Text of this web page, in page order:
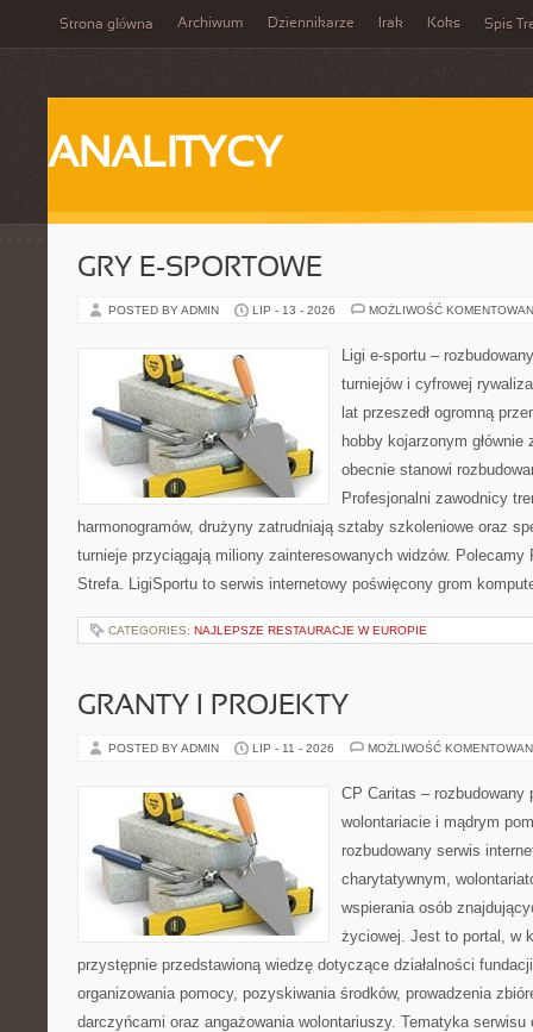
Strona główna Archiwum Dziennikarze Irak Koks Spis
ANALITYCY
GRY E-SPORTOWE
POSTED BY ADMIN LIP - 13 - 2026 MOŻLIWOŚĆ
Ligi e-sportu –
turniejów i cyfrowej
lat przeszedł ogromną
hobby kojarzonym
obecnie stanowi
Profesjonalni zawodnicy
harmonogramów, drużyny zatrudniają sztaby szkoleniowe oraz
turnieje przyciągają miliony zainteresowanych widzów.
Strefa. LigiSportu to serwis internetowy poświęcony grom
CATEGORIES: NAJLEPSZE RESTAURACJE W EUROPIE
GRANTY I PROJEKTY
POSTED BY ADMIN LIP - 11 - 2026 MOŻLIWOŚĆ
CP Caritas – rozbudowany
wolontariacie i mądrym
rozbudowany serwis
charytatywnym,
wspierania osób
życiowej. Jest to portal, w
przystępnie przedstawioną wiedzę dotyczące działalności
organizowania pomocy, pozyskiwania środków, prowadzenia
darczyńcami oraz angażowania wolontariuszy. Tematyka